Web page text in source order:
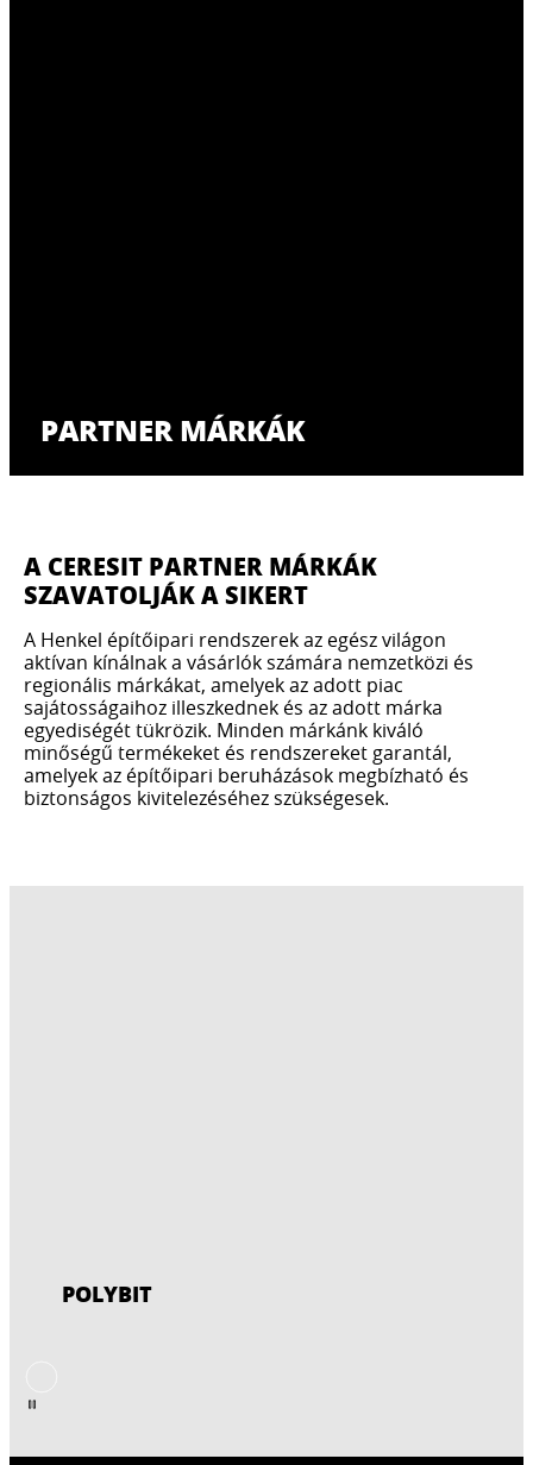
PARTNER MÁRKÁK
A CERESIT PARTNER MÁRKÁK
SZAVATOLJÁK A SIKERT
A Henkel építőipari rendszerek az egész világon
aktívan kínálnak a vásárlók számára nemzetközi és
regionális márkákat, amelyek az adott piac
sajátosságaihoz illeszkednek és az adott márka
egyediségét tükrözik. Minden márkánk kiváló
minőségű termékeket és rendszereket garantál,
amelyek az építőipari beruházások megbízható és
biztonságos kivitelezéséhez szükségesek.
POLYBIT